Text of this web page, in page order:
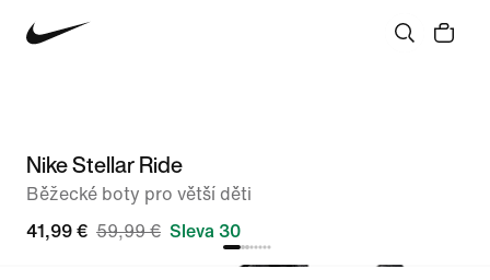
Nike Stellar Ride
Běžecké boty pro větší děti
41,99 € 59,99 € Sleva 30